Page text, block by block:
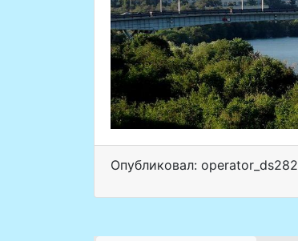
Опубликовал: operator_ds282